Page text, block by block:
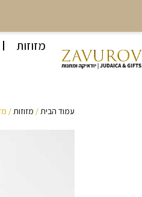
מזוזות
עמוד הבית/ מזוזות/